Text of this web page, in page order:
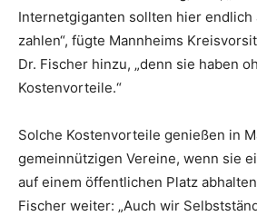
Internetgiganten sollten hier endlich
zahlen“, fügte Mannheims
Dr. Fischer hinzu, „denn sie haben
Kostenvorteile.“
Solche Kostenvorteile genießen in
gemeinnützigen Vereine, wenn sie
auf einem öffentlichen Platz
Fischer weiter: „Auch wir